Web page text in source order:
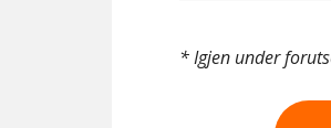
* Igjen under